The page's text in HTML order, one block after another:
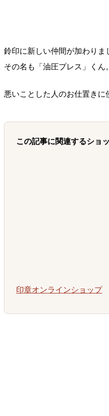
鈴印に新しい仲間が加わりま
その名も「油圧プレス」くん。
悪いことした人のお仕置き
この記事に関連するショ
印章オンラインショップ